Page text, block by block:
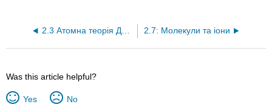
2.3 Атомна теорія Дальтона 2.7: Молекули та іони
Was this article helpful?
Yes No